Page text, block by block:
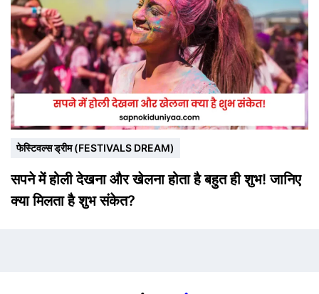
फेस्टिवल्स ड्रीम (FESTIVALS DREAM)
सपने में होली देखना और खेलना होता है बहुत ही शुभ! जानिए
क्या मिलता है शुभ संकेत?